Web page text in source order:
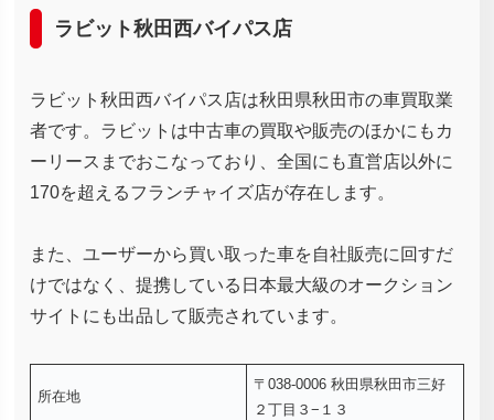
ラビット秋田西バイパス店
ラビット秋田西バイパス店は秋田県秋田市の車買取業
者です。ラビットは中古車の買取や販売のほかにもカ
ーリースまでおこなっており、全国にも直営店以外に
170を超えるフランチャイズ店が存在します。
また、ユーザーから買い取った車を自社販売に回すだ
けではなく、提携している日本最大級のオークション
サイトにも出品して販売されています。
所在地
〒038-0006 秋田県秋田市三好
２丁目３−１３